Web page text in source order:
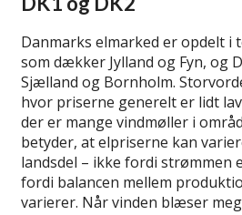
Danmarks elmarked er opdelt i
som dækker Jylland og Fyn, og
Sjælland og Bornholm.
hvor priserne generelt er lidt
der er mange vindmøller i
betyder, at elpriserne kan
landsdel – ikke fordi strømmen
fordi balancen mellem
varierer. Når vinden blæser